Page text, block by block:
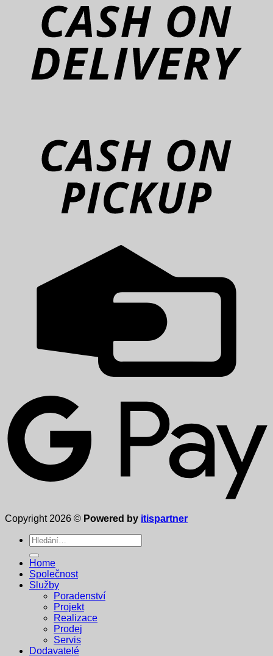
Copyright 2026 © Powered by itispartner
Hledat:
Home
Společnost
Služby
Poradenství
Projekt
Realizace
Prodej
Servis
Dodavatelé